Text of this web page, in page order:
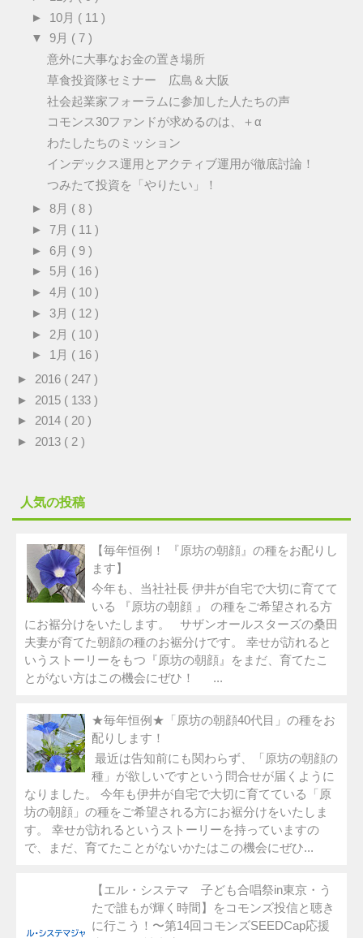
► 10月 ( 11 )
▼ 9月 ( 7 )
意外に大事なお金の置き場所
草食投資隊セミナー 広島＆大阪
社会起業家フォーラムに参加した人たちの声
コモンス30ファンドが求めるのは、＋α
わたしたちのミッション
インデックス運用とアクティブ運用が徹底討論！
つみたて投資を「やりたい」！
► 8月 ( 8 )
► 7月 ( 11 )
► 6月 ( 9 )
► 5月 ( 16 )
► 4月 ( 10 )
► 3月 ( 12 )
► 2月 ( 10 )
► 1月 ( 16 )
► 2016 ( 247 )
► 2015 ( 133 )
► 2014 ( 20 )
► 2013 ( 2 )
人気の投稿
【毎年恒例！ 『原坊の朝顔』の種をお配りし
ます】
今年も、当社社長 伊井が自宅で大切に育てて
いる 『原坊の朝顔 』 の種をご希望される方
にお裾分けをいたします。 サザンオールスターズの桑田
夫妻が育てた朝顔の種のお裾分けです。 幸せが訪れると
いうストーリーをもつ『原坊の朝顔』をまだ、育てたこ
とがない方はこの機会にぜひ！ ...
★毎年恒例★「原坊の朝顔40代目」の種をお
配りします！
最近は告知前にも関わらず、「原坊の朝顔の
種」が欲しいですという問合せが届くように
なりました。 今年も伊井が自宅で大切に育てている「原
坊の朝顔」の種をご希望される方にお裾分けをいたしま
す。 幸せが訪れるというストーリーを持っていますの
で、まだ、育てたことがないかたはこの機会にぜひ...
【エル・システマ 子ども合唱祭in東京・う
たで誰もが輝く時間】をコモンズ投信と聴き
に行こう！〜第14回コモンズSEEDCap応援